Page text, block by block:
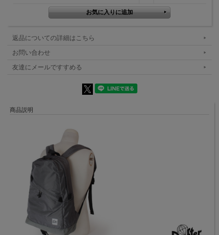
返品についての詳細はこちら
お問い合わせ
友達にメールですすめる
商品説明